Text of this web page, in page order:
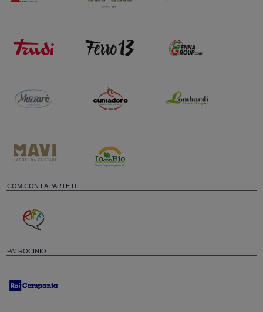
COMICON FA PARTE DI
PATROCINIO